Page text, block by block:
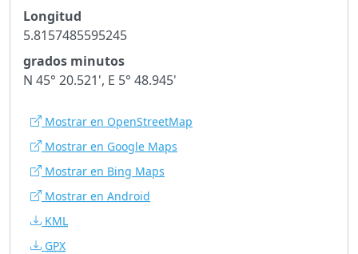
Longitud
5.8157485595245
grados minutos
N 45° 20.521', E 5° 48.945'
Mostrar en OpenStreetMap
Mostrar en Google Maps
Mostrar en Bing Maps
Mostrar en Android
KML
GPX